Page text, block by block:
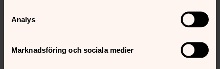
Analys
Marknadsföring och sociala medier